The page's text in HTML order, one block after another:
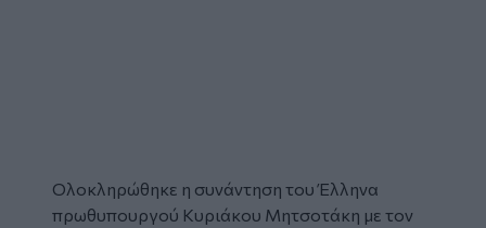
Ολοκληρώθηκε η συνάντηση του Έλληνα
πρωθυπουργού Κυριάκου Μητσοτάκη με τον